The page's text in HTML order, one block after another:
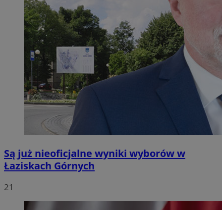
Są już nieoficjalne wyniki wyborów w
Łaziskach Górnych
21